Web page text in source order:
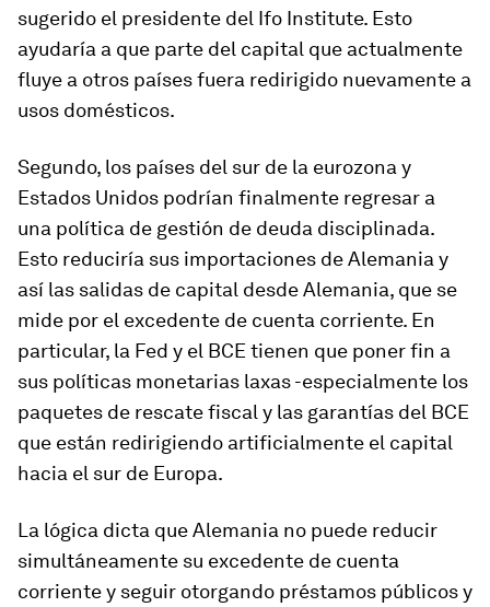
sugerido el presidente del Ifo Institute. Esto
ayudaría a que parte del capital que actualmente
fluye a otros países fuera redirigido nuevamente a
usos domésticos.
Segundo, los países del sur de la eurozona y
Estados Unidos podrían finalmente regresar a
una política de gestión de deuda disciplinada.
Esto reduciría sus importaciones de Alemania y
así las salidas de capital desde Alemania, que se
mide por el excedente de cuenta corriente. En
particular, la Fed y el BCE tienen que poner fin a
sus políticas monetarias laxas -especialmente los
paquetes de rescate fiscal y las garantías del BCE
que están redirigiendo artificialmente el capital
hacia el sur de Europa.
La lógica dicta que Alemania no puede reducir
simultáneamente su excedente de cuenta
corriente y seguir otorgando préstamos públicos y